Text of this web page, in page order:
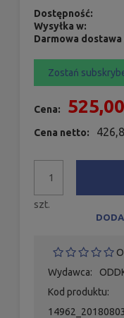
Dostępność:
Wysyłka w:
Darmowa dostawa
Zostań
Cena:
Cena netto:
szt.
Wydawca:
Kod produktu: